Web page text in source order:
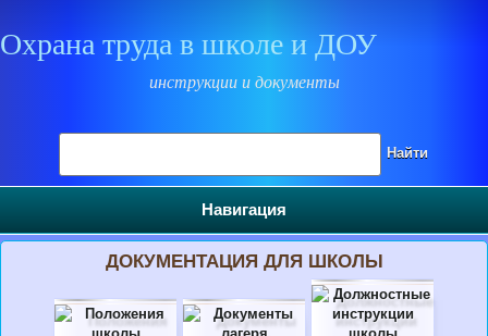
Охрана труда в школе и ДОУ
инструкции и документы
Навигация
ДОКУМЕНТАЦИЯ ДЛЯ ШКОЛЫ